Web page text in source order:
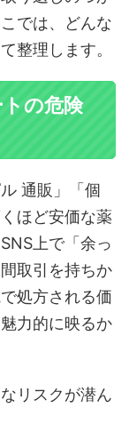
では、どんな
整理します。
の危険
通販」「個
ほど安価な薬
上で「余っ
取引を持ちか
処方される価
力的に映るか
リスクが潜ん